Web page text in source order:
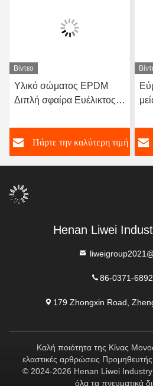
Βίντεο
Υλικό σώματος EPDM
Διπλή σφαίρα Ευέλικτος
από καουτσούκ
σχεδιασμένος με φτερωτά
άκρα που εξασφαλίζουν τη
στα συστήματα μεταφοράς
υγρών
Πάρτε την καλύτερη τιμή
Henan Liwei
86-0371-
179 Zhongxin Road,
Καλή ποιότητα της Κίνας
ελαστικές αρθρώσεις
© 2024-2026 Henan Liwei Industry
όλα τα πνευματικά